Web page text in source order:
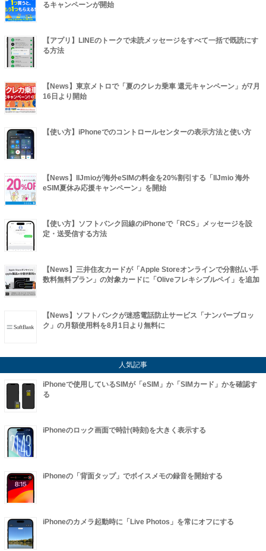
るキャンペーンが開始
【アプリ】LINEのトークで未読メッセージをすべて一括で既読にす
る方法
【News】東京メトロで「夏のクレカ乗車 還元キャンペーン」が7月
16日より開始
【使い方】iPhoneでのコントロールセンターの表示方法と使い方
【News】IIJmioが海外eSIMの料金を20%割引する「IIJmio 海外
eSIM夏休み応援キャンペーン」を開始
【使い方】ソフトバンク回線のiPhoneで「RCS」メッセージを設
定・送受信する方法
【News】三井住友カードが「Apple Storeオンラインで分割払い手
数料無料プラン」の対象カードに「Oliveフレキシブルペイ」を追加
【News】ソフトバンクが迷惑電話防止サービス「ナンバーブロッ
ク」の月額使用料を8月1日より無料に
人気記事
iPhoneで使用しているSIMが「eSIM」か「SIMカード」かを確認す
る
iPhoneのロック画面で時計(時刻)を大きく表示する
iPhoneの「背面タップ」でボイスメモの録音を開始する
iPhoneのカメラ起動時に「Live Photos」を常にオフにする